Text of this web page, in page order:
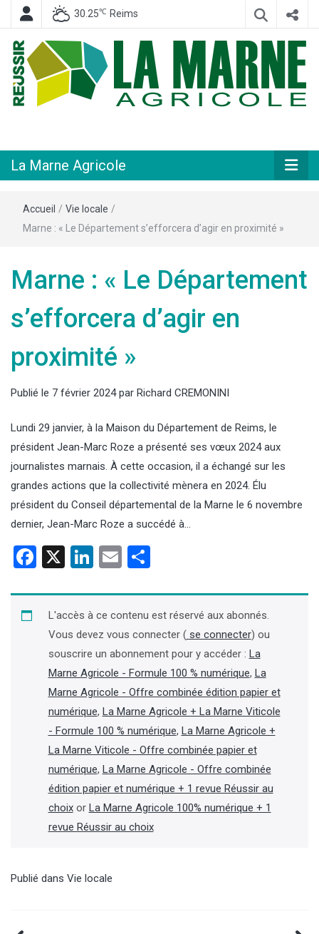
30.25℃ Reims
Agricole
La Marne Agricole
Accueil / Vie locale /
Marne : « Le Département s’efforcera d’agir en proximité »
Marne : « Le Département
s’efforcera d’agir en
proximité »
Publié le 7 février 2024par Richard CREMONINI
Lundi 29 janvier, à la Maison du Département de Reims, le
président Jean-Marc Roze a présenté ses vœux 2024 aux
journalistes marnais. À cette occasion, il a échangé sur les
grandes actions que la collectivité mènera en 2024. Élu
président du Conseil départemental de la Marne le 6 novembre
dernier, Jean-Marc Roze a succédé à…
Facebook
X LinkedIn
Email
L'accès à ce contenu est réservé aux abonnés.
Vous devez vous connecter (se connecter) ou
souscrire un abonnement pour y accéder : La
Marne Agricole - Formule 100 % numérique, La
Marne Agricole - Offre combinée édition papier et
numérique, La Marne Agricole + La Marne Viticole
- Formule 100 % numérique, La Marne Agricole +
La Marne Viticole - Offre combinée papier et
numérique, La Marne Agricole - Offre combinée
édition papier et numérique + 1 revue Réussir au
choixor La Marne Agricole 100% numérique + 1
revue Réussir au choix
Publié dans Vie locale